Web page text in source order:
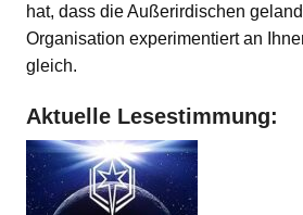
hat, dass die Außerirdischen
Organisation experimentiert an
gleich.
Aktuelle Lesestimmung: